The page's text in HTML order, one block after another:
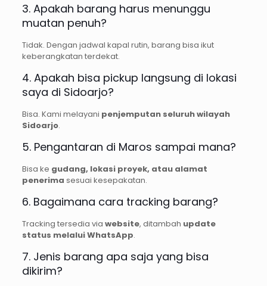
3. Apakah barang harus menunggu
muatan penuh?
Tidak. Dengan jadwal kapal rutin, barang bisa ikut
keberangkatan terdekat.
4. Apakah bisa pickup langsung di lokasi
saya di Sidoarjo?
Bisa. Kami melayani penjemputan seluruh wilayah
Sidoarjo.
5. Pengantaran di Maros sampai mana?
Bisa ke gudang, lokasi proyek, atau alamat
penerima sesuai kesepakatan.
6. Bagaimana cara tracking barang?
Tracking tersedia via website, ditambah update
status melalui WhatsApp.
7. Jenis barang apa saja yang bisa
dikirim?